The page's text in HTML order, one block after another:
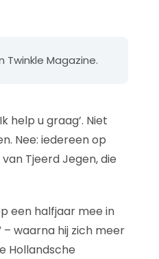
Magazine.
help u graag’. Niet
Nee: iedereen op
Tjeerd Jegen, die
een halfjaar mee in
waarna hij zich meer
Hollandsche